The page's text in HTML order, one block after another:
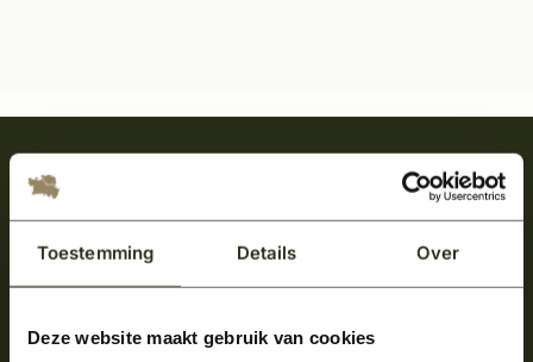
Toestemming Details Over
Deze website maakt gebruik van cookies
Meld je aan en ontvang het laatste nieuws
over onze kempische bouwstijl!
Aanmelden voor de nieuwsbrief